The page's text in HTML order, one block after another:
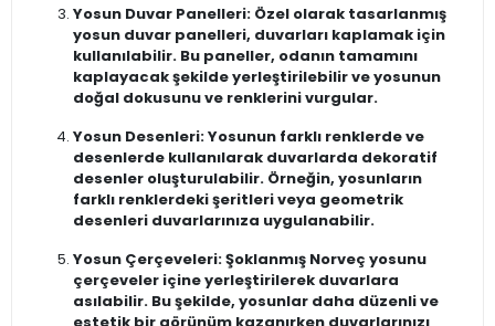
Yosun Duvar Panelleri: Özel olarak tasarlanmış
yosun duvar panelleri, duvarları kaplamak için
kullanılabilir. Bu paneller, odanın tamamını
kaplayacak şekilde yerleştirilebilir ve yosunun
doğal dokusunu ve renklerini vurgular.
Yosun Desenleri: Yosunun farklı renklerde ve
desenlerde kullanılarak duvarlarda dekoratif
desenler oluşturulabilir. Örneğin, yosunların
farklı renklerdeki şeritleri veya geometrik
desenleri duvarlarınıza uygulanabilir.
Yosun Çerçeveleri: Şoklanmış Norveç yosunu
çerçeveler içine yerleştirilerek duvarlara
asılabilir. Bu şekilde, yosunlar daha düzenli ve